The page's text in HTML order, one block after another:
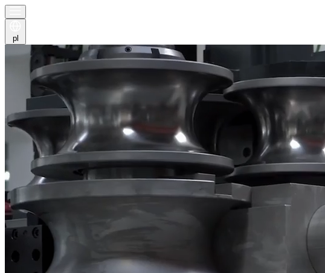
pl